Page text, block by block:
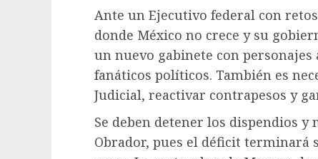
Ante un Ejecutivo federal con
donde México no crece y su
un nuevo gabinete con
fanáticos políticos. También es
Judicial, reactivar contrapesos y
Se deben detener los dispendios y
Obrador, pues el déficit terminará